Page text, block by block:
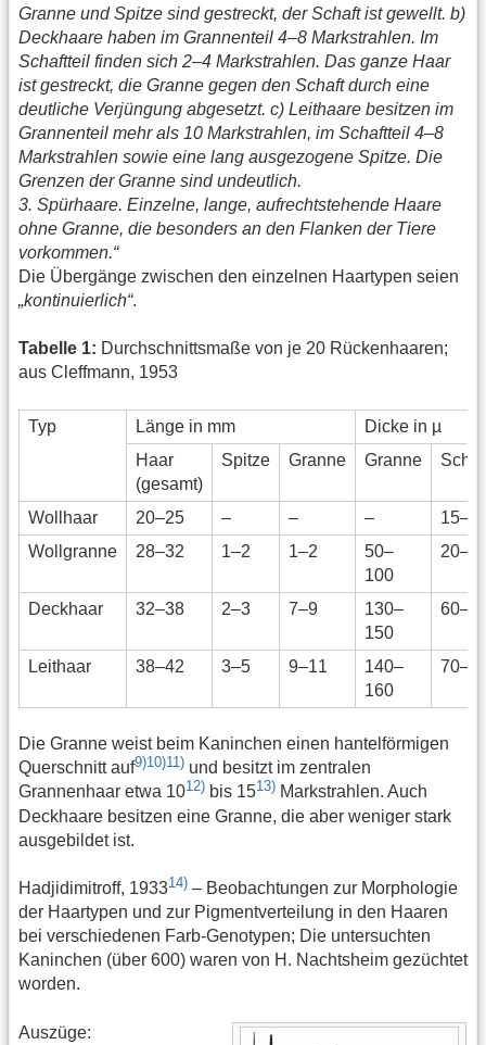
Granne und Spitze sind gestreckt, der Schaft ist gewellt. b)
Deckhaare haben im Grannenteil 4–8 Markstrahlen. Im
Schaftteil finden sich 2–4 Markstrahlen. Das ganze Haar
ist gestreckt, die Granne gegen den Schaft durch eine
deutliche Verjüngung abgesetzt. c) Leithaare besitzen im
Grannenteil mehr als 10 Markstrahlen, im Schaftteil 4–8
Markstrahlen sowie eine lang ausgezogene Spitze. Die
Grenzen der Granne sind undeutlich.
3. Spürhaare. Einzelne, lange, aufrechtstehende Haare
ohne Granne, die besonders an den Flanken der Tiere
vorkommen.“
Die Übergänge zwischen den einzelnen Haartypen seien
„kontinuierlich“.
Tabelle 1: Durchschnittsmaße von je 20 Rückenhaaren;
aus Cleffmann, 1953
Typ Länge in mm
Dicke in µ
Haar
(gesamt)
Spitze Granne Granne
Wollhaar 20–25 – – –
Wollgranne
28–32 1–2 1–2
50–
100
Deckhaar 32–38 2–3 7–9
130–
150
Leithaar 38–42 3–5 9–11
140–
160
Die Granne weist beim Kaninchen einen hantelförmigen
Querschnitt auf9)10)11) und besitzt im zentralen
Grannenhaar etwa 1012) bis 1513) Markstrahlen. Auch
Deckhaare besitzen eine Granne, die aber weniger stark
ausgebildet ist.
Hadjidimitroff, 193314) – Beobachtungen zur Morphologie
der Haartypen und zur Pigmentverteilung in den Haaren
bei verschiedenen Farb-Genotypen; Die untersuchten
Kaninchen (über 600) waren von H. Nachtsheim gezüchtet
worden.
Auszüge: